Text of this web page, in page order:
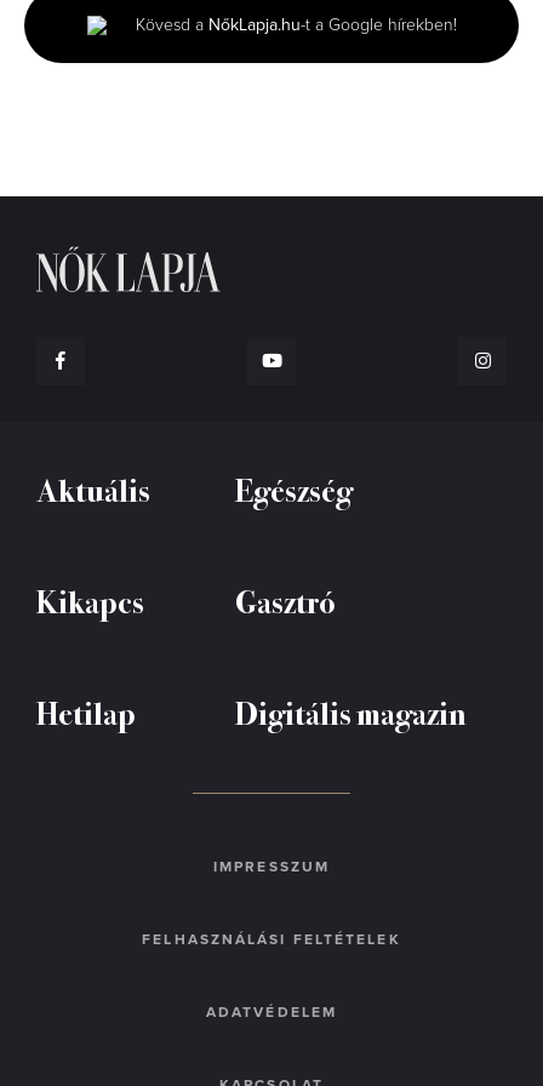
minutes,
6
seconds
Kövesd a NőkLapja.hu-t a Google hírekben!
Aktuális Egészség
Kikapcs Gasztró
Hetilap Digitális magazin
IMPRESSZUM
FELHASZNÁLÁSI FELTÉTELEK
ADATVÉDELEM